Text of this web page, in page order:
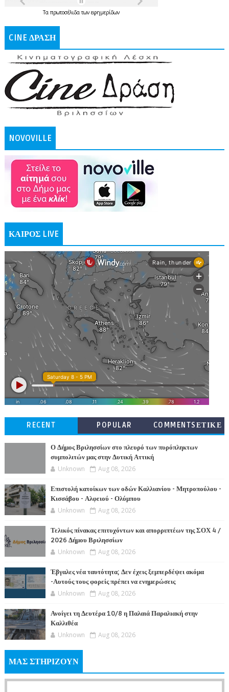
Τα πρωτοσέλιδατων εφημερίδων
CINE ΔΡΑΣΗ
NOVOVILLE
ΚΑΙΡΟΣ LIVE
RECENT POPULAR
COMMENTSΕΤΙΚΕ
Ο Δήμος Βριλησσίων στο πλευρό των πυρόπληκτων
συμπολιτών μας στην Δυτική Αττική
Unknown Aug 08, 2026
Επιστολή κατοίκων των οδών Καλλιανίου - Μητροπούλου -
Κισσάβου - Αλφειού - Ολύμπου
Unknown Aug 08, 2026
Τελικός πίνακας επιτυχόντων και απορριπτέων της ΣΟΧ 4 /
2026 Δήμου Βριλησσίων
Unknown Aug 08, 2026
Έβγαλες νέα ταυτότητα; Δεν έχεις ξεμπερδέψει ακόμα
-Αυτούς τους φορείς πρέπει να ενημερώσεις
Unknown Aug 08, 2026
Ανοίγει τη Δευτέρα 10/8 η Παλαιά Παραλιακή στην
Καλλιθέα
Unknown Aug 08, 2026
ΜΑΣ ΣΤΗΡΙΖΟΥΝ